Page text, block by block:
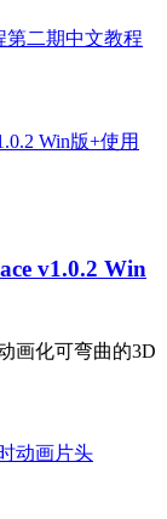
第二期中文教程
v1.0.2 Win
画化可弯曲的3D